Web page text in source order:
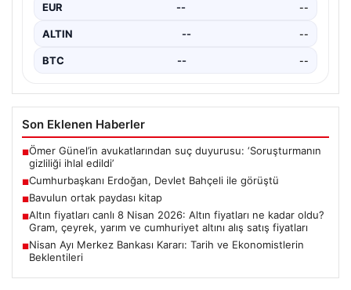
EUR -- --
ALTIN -- --
BTC -- --
Son Eklenen Haberler
■Ömer Günel’in avukatlarından suç duyurusu: ‘Soruşturmanın
gizliliği ihlal edildi’
■Cumhurbaşkanı Erdoğan, Devlet Bahçeli ile görüştü
■Bavulun ortak paydası kitap
■Altın fiyatları canlı 8 Nisan 2026: Altın fiyatları ne kadar oldu?
Gram, çeyrek, yarım ve cumhuriyet altını alış satış fiyatları
■Nisan Ayı Merkez Bankası Kararı: Tarih ve Ekonomistlerin
Beklentileri